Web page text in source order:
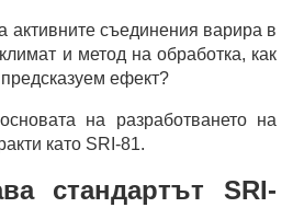
активните съединения варира в
и метод на обработка, как
ефект?
на разработването на
като SRI-81.
стандартът SRI-